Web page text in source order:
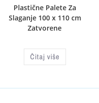
Plastične Palete Za
Slaganje 100 x 110 cm
Zatvorene
Čitaj više